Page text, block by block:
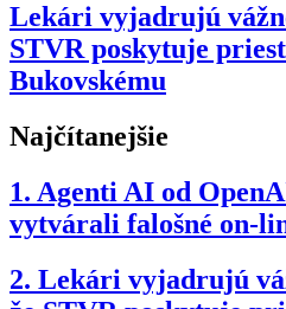
Lekári vyjadrujú
STVR poskytuje
Bukovskému
Najčítanejšie
1. Agenti AI od
vytvárali falošné on-
2. Lekári vyjadrujú